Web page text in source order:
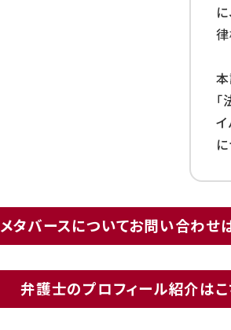
律
イ
メタバースについてお問い合わせ
弁護士のプロフィール紹介はこ